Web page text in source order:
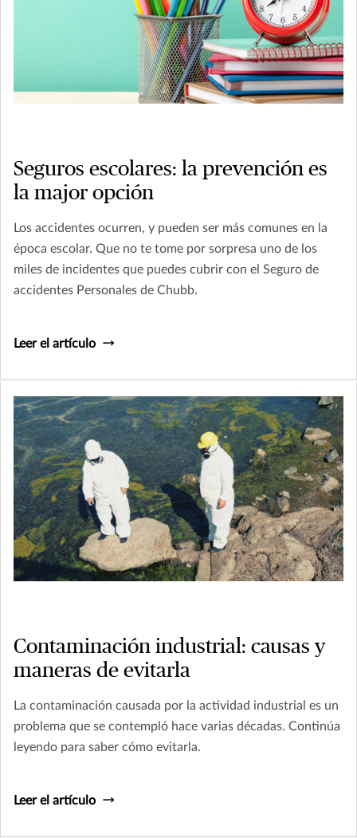
Seguros escolares: la prevención es
la major opción
Los accidentes ocurren, y pueden ser más comunes en la
época escolar. Que no te tome por sorpresa uno de los
miles de incidentes que puedes cubrir con el Seguro de
accidentes Personales de Chubb.
Leer el artículo
Contaminación industrial: causas y
maneras de evitarla
La contaminación causada por la actividad industrial es un
problema que se contempló hace varias décadas. Continúa
leyendo para saber cómo evitarla.
Leer el artículo